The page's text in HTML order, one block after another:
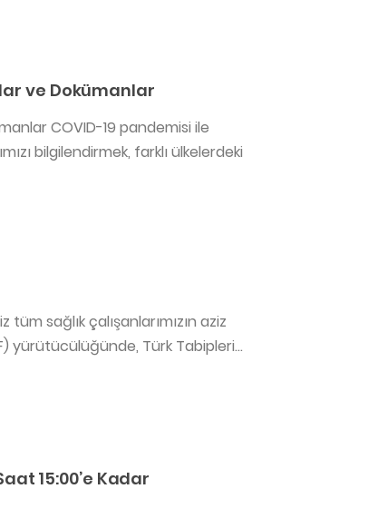
ve Dokümanlar
COVID-19 pandemisi ile
bilgilendirmek, farklı ülkelerdeki
sağlık çalışanlarımızın aziz
yürütücülüğünde, Türk Tabipleri...
15:00’e Kadar